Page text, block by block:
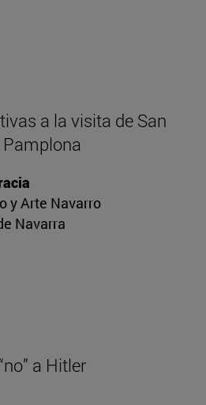
a la visita de San
y Arte Navarro
Navarra
a Hitler